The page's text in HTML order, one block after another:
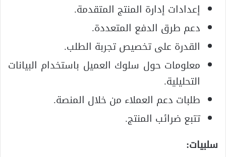
إعدادات إدارة المنتج المتقدمة.
دعم طرق الدفع المتعددة.
القدرة على تخصيص تجربة الطلب.
معلومات حول سلوك العميل باستخدام البيانات
التحليلية.
طلبات دعم العملاء من خلال المنصة.
تتبع ضرائب المنتج.
سلبيات: